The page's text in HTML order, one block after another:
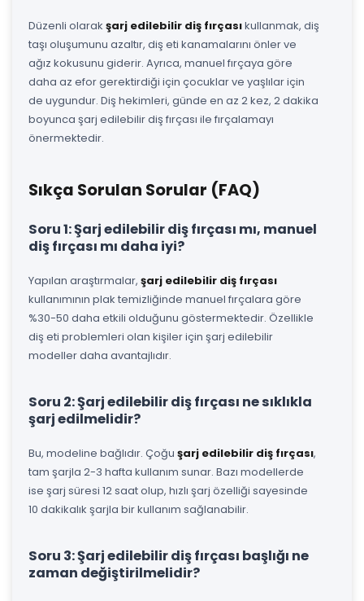
Düzenli olarak şarj edilebilir diş fırçasıkullanmak, diş
taşı oluşumunu azaltır, diş eti kanamalarını önler ve
ağız kokusunu giderir. Ayrıca, manuel fırçaya göre
daha az efor gerektirdiği için çocuklar ve yaşlılar için
de uygundur. Diş hekimleri, günde en az 2 kez, 2 dakika
boyunca şarj edilebilir diş fırçası ile fırçalamayı
önermektedir.
Sıkça Sorulan Sorular (FAQ)
Soru 1: Şarj edilebilir diş fırçası mı, manuel
diş fırçası mı daha iyi?
Yapılan araştırmalar, şarj edilebilir diş fırçası
kullanımının plak temizliğinde manuel fırçalara göre
%30-50 daha etkili olduğunu göstermektedir. Özellikle
diş eti problemleri olan kişiler için şarj edilebilir
modeller daha avantajlıdır.
Soru 2: Şarj edilebilir diş fırçası ne sıklıkla
şarj edilmelidir?
Bu, modeline bağlıdır. Çoğu şarj edilebilir diş fırçası,
tam şarjla 2-3 hafta kullanım sunar. Bazı modellerde
ise şarj süresi 12 saat olup, hızlı şarj özelliği sayesinde
10 dakikalık şarjla bir kullanım sağlanabilir.
Soru 3: Şarj edilebilir diş fırçası başlığı ne
zaman değiştirilmelidir?